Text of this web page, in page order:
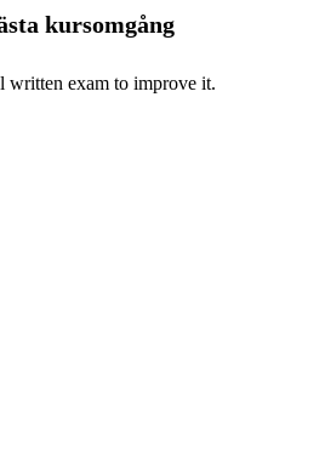
kursomgång
written exam to improve it.